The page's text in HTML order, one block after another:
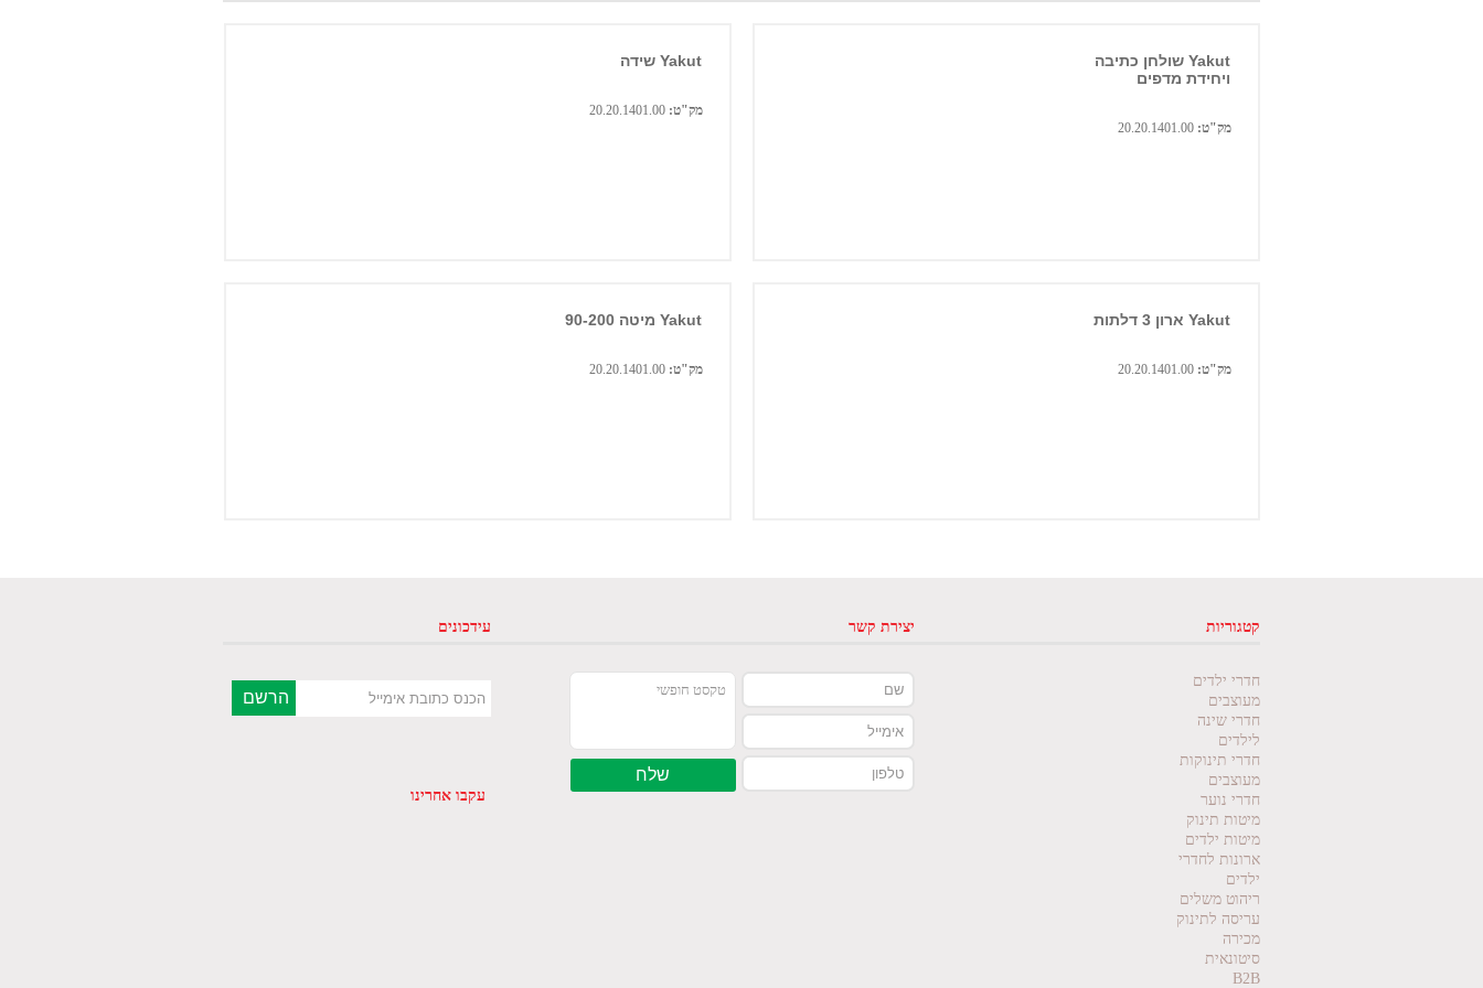
Yakut שולחן כתיבה
ויחידת מדפים
מק"ט:
Yakut שידה
מק"ט:
Yakut ארון 3 דלתות
מק"ט:
Yakut מיטה 90-200
מק"ט:
קטגוריות
חדרי ילדים
מעוצבים
חדרי שינה
לילדים
חדרי תינוקות
מעוצבים
חדרי נוער
מיטות תינוק
מיטות ילדים
ארונות לחדרי
ילדים
ריהוט משלים
עריסה לתינוק
מכירה
סיטונאית
B2B
יצירת קשר עידכונים
עקבו אחרינו